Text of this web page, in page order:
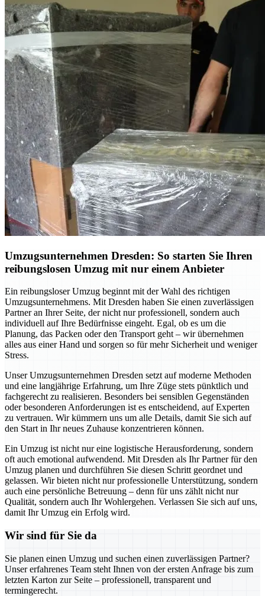
Umzugsunternehmen Dresden: So starten Sie Ihren
reibungslosen Umzug mit nur einem Anbieter
Ein reibungsloser Umzug beginnt mit der Wahl des richtigen
Umzugsunternehmens. Mit Dresden haben Sie einen zuverlässigen
Partner an Ihrer Seite, der nicht nur professionell, sondern auch
individuell auf Ihre Bedürfnisse eingeht. Egal, ob es um die
Planung, das Packen oder den Transport geht – wir übernehmen
alles aus einer Hand und sorgen so für mehr Sicherheit und weniger
Stress.
Unser Umzugsunternehmen Dresden setzt auf moderne Methoden
und eine langjährige Erfahrung, um Ihre Züge stets pünktlich und
fachgerecht zu realisieren. Besonders bei sensiblen Gegenständen
oder besonderen Anforderungen ist es entscheidend, auf Experten
zu vertrauen. Wir kümmern uns um alle Details, damit Sie sich auf
den Start in Ihr neues Zuhause konzentrieren können.
Ein Umzug ist nicht nur eine logistische Herausforderung, sondern
oft auch emotional aufwendend. Mit Dresden als Ihr Partner für den
Umzug planen und durchführen Sie diesen Schritt geordnet und
gelassen. Wir bieten nicht nur professionelle Unterstützung, sondern
auch eine persönliche Betreuung – denn für uns zählt nicht nur
Qualität, sondern auch Ihr Wohlergehen. Verlassen Sie sich auf uns,
damit Ihr Umzug ein Erfolg wird.
Wir sind für Sie da
Sie planen einen Umzug und suchen einen zuverlässigen Partner?
Unser erfahrenes Team steht Ihnen von der ersten Anfrage bis zum
letzten Karton zur Seite – professionell, transparent und
termingerecht.